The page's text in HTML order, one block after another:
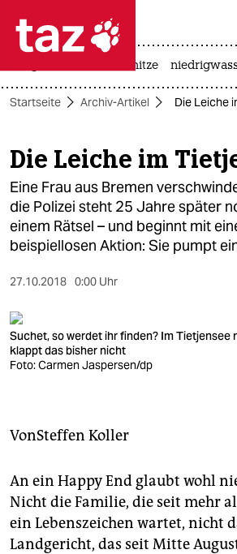
 taz zahl ich
taz zahl ich
themen
politik
öko
gesellschaft
kultur
sport
berlin
wahrheit
verlag
verlag
veranstaltungen
hitze
Startseite Archiv-Artikel Die Leiche
Die Leiche im
Eine Frau aus Bremen
die Polizei steht 25 Jahre später
einem Rätsel – und beginnt mit
beispiellosen Aktion: Sie pumpt
27.10.2018 0:00 Uhr
Suchet, so werdet ihr finden? Im Tietjensee
klappt das bisher nicht
Foto: Carmen Jaspersen/dp
VonSteffen Koller
An ein Happy End glaubt wohl
Nicht die Familie, die seit mehr
ein Lebenszeichen wartet, nicht
Landgericht, das seit Mitte